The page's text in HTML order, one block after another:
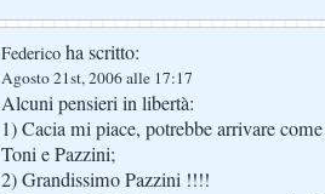
Federico ha scritto:
Agosto 21st, 2006 alle 17:17
Alcuni pensieri in libertà:
1) Cacia mi piace, potrebbe arrivare
Toni e Pazzini;
2) Grandissimo Pazzini !!!!